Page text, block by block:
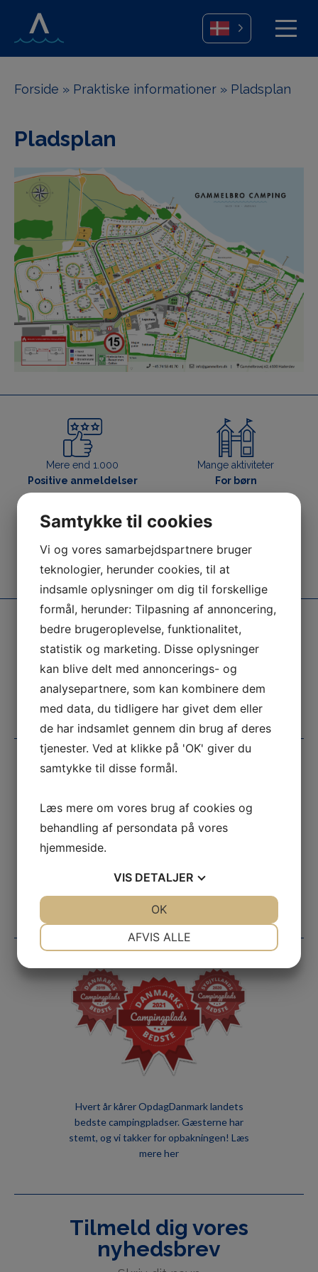
Forside » Praktiske informationer » Pladsplan
Pladsplan
Mere end 1.000
Positive anmeldelser
Mange aktiviteter
For børn
Beliggende
I smuk natur
Vi garanterer
En god oplevelse
info@gammelbro.dk
(+45) 74 58 41 70
Gammelbrovej 62,
DK-6100 Haderslev
Prisliste 2026
Sæsonkalender
Åbningstider
Aktivitetskalender
Kontakt
Hvert år kårer OpdagDanmark landets
bedste campingpladser. Gæsterne har
stemt, og vi takker for opbakningen! Læs
mere her
Tilmeld dig vores
nyhedsbrev
Samtykke til cookies
Vi og vores samarbejdspartnere bruger
teknologier, herunder cookies, til at
indsamle oplysninger om dig til forskellige
formål, herunder: Tilpasning af annoncering,
bedre brugeroplevelse, funktionalitet,
statistik og marketing. Disse oplysninger
kan blive delt med annoncerings- og
analysepartnere, som kan kombinere dem
med data, du tidligere har givet dem eller
de har indsamlet gennem din brug af deres
tjenester. Ved at klikke på 'OK' giver du
samtykke til disse formål.
Læs mere om vores brug af cookies og
behandling af persondata på vores
hjemmeside.
VIS DETALJER
MARKETING STATISTIK
AFVIS ALLE
OK